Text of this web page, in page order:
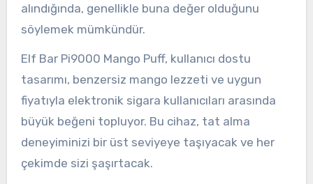
alındığında, genellikle buna değer olduğunu
söylemek mümkündür.
Elf Bar Pi9000 Mango Puff, kullanıcı dostu
tasarımı, benzersiz mango lezzeti ve uygun
fiyatıyla elektronik sigara kullanıcıları arasında
büyük beğeni topluyor. Bu cihaz, tat alma
deneyiminizi bir üst seviyeye taşıyacak ve her
çekimde sizi şaşırtacak.